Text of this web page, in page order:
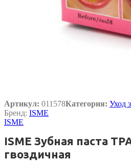
Артикул: 011578Категория: Уход
Бренд: ISME
ISME
ISME Зубная паста
гвоздичная